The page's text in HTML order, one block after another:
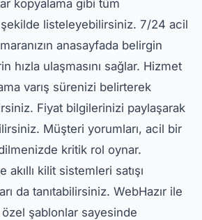
kopyalama gibi tüm
listeleyebilirsiniz. 7/24 acil
anasayfada belirgin
hızla ulaşmasını sağlar. Hizmet
varış sürenizi belirterek
Fiyat bilgilerinizi paylaşarak
Müşteri yorumları, acil bir
kritik rol oynar.
kilit sistemleri satışı
da tanıtabilirsiniz. WebHazır ile
şablonlar sayesinde